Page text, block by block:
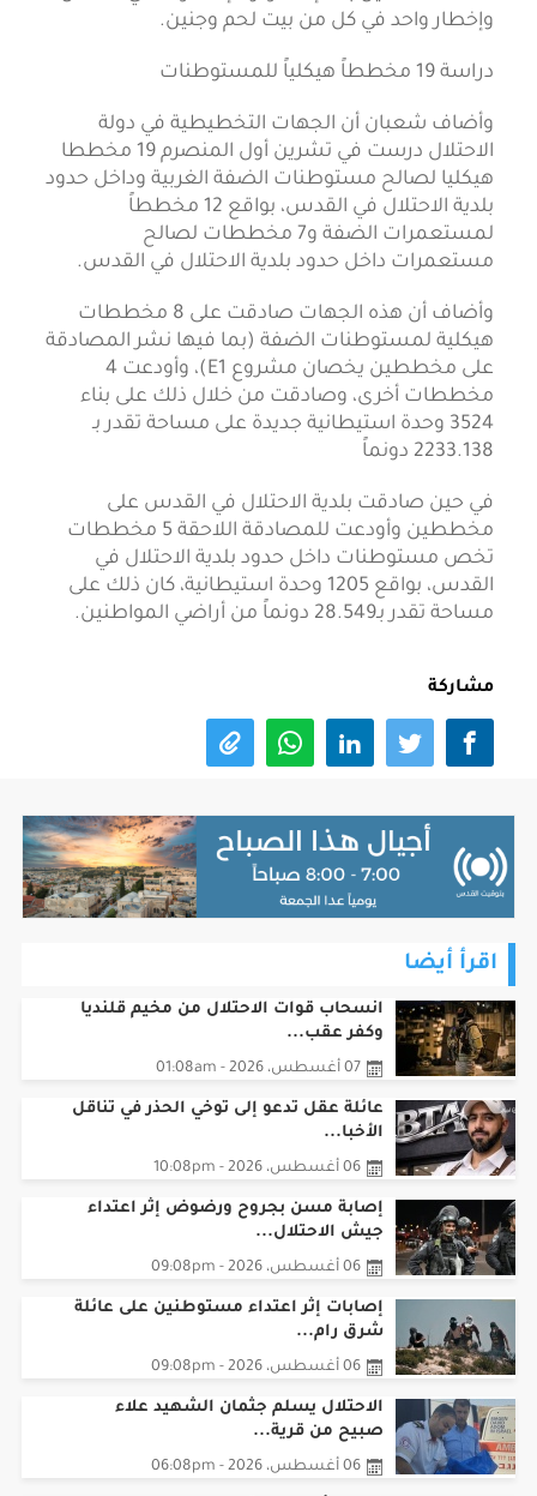
وإخطار واحد في كل من بيت لحم وجنين.
دراسة 19 مخططاً هيكلياً للمستوطنات
وأضاف شعبان أن الجهات التخطيطية في دولة
الاحتلال درست في تشرين أول المنصرم 19 مخططا
هيكليا لصالح مستوطنات الضفة الغربية وداخل حدود
بلدية الاحتلال في القدس، بواقع 12 مخططاً
لمستعمرات الضفة و7 مخططات لصالح
مستعمرات داخل حدود بلدية الاحتلال في القدس.
وأضاف أن هذه الجهات صادقت على 8 مخططات
هيكلية لمستوطنات الضفة (بما فيها نشر المصادقة
على مخططين يخصان مشروع E1)، وأودعت 4
مخططات أخرى، وصادقت من خلال ذلك على بناء
3524 وحدة استيطانية جديدة على مساحة تقدر بـ
2233.138 دونماً
في حين صادقت بلدية الاحتلال في القدس على
مخططين وأودعت للمصادقة اللاحقة 5 مخططات
تخص مستوطنات داخل حدود بلدية الاحتلال في
القدس، بواقع 1205 وحدة استيطانية، كان ذلك على
مساحة تقدر بـ28.549 دونماً من أراضي المواطنين.
مشاركة
اقرأ أيضا
انسحاب قوات الاحتلال من مخيم قلنديا
وكفر عقب...
07 أغسطس، 2026 - 01:08am
عائلة عقل تدعو إلى توخي الحذر في تناقل
الأخبا...
06 أغسطس، 2026 - 10:08pm
إصابة مسن بجروح ورضوض إثر اعتداء
جيش الاحتلال...
06 أغسطس، 2026 - 09:08pm
‏إصابات إثر اعتداء مستوطنين على عائلة
شرق رام...
06 أغسطس، 2026 - 09:08pm
الاحتلال يسلم جثمان الشهيد علاء
صبيح من قرية...
06 أغسطس، 2026 - 06:08pm